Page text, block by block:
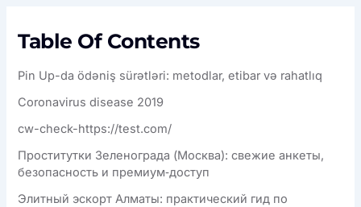
Table Of Contents
Pin Up-da ödəniş sürətləri: metodlar, etibar və rahatlıq
Coronavirus disease 2019
cw-check-https://test.com/
Проститутки Зеленограда (Москва): свежие анкеты,
безопасность и премиум‑доступ
Элитный эскорт Алматы: практический гид по